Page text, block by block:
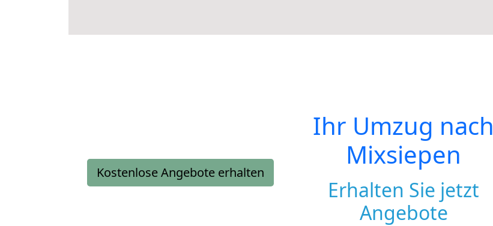
Kostenlose Angebote erhalten
Ihr Umzug nach
Mixsiepen
Erhalten Sie jetzt
Angebote